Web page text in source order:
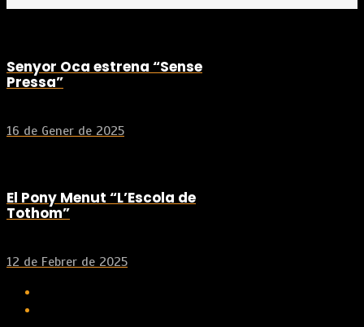
Senyor Oca estrena “Sense
Pressa”
16 de Gener de 2025
El Pony Menut “L’Escola de
Tothom”
12 de Febrer de 2025